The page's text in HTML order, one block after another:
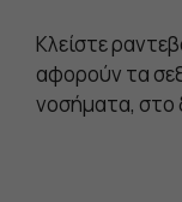
Κλείστε
αφορούν τα
νοσήματα, στο